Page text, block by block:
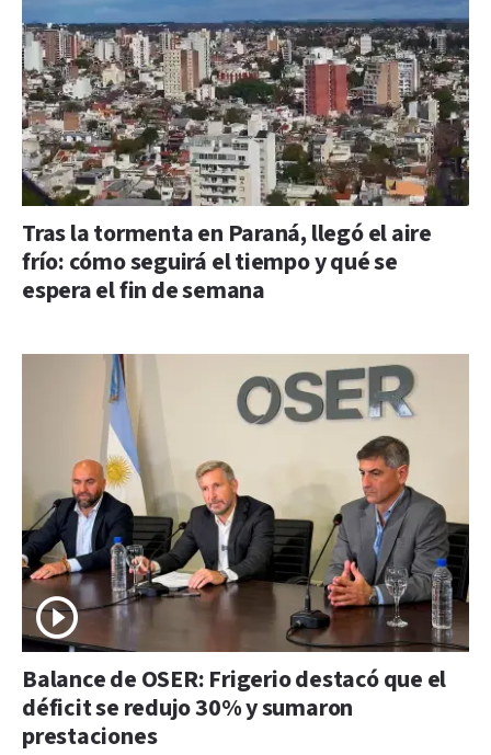
Tras la tormenta en Paraná, llegó el aire
frío: cómo seguirá el tiempo y qué se
espera el fin de semana
Balance de OSER: Frigerio destacó que el
déficit se redujo 30% y sumaron
prestaciones